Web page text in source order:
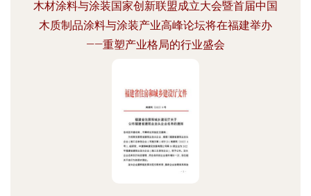
木材涂料与涂装国家创新联盟成立大会暨首届中国
木质制品涂料与涂装产业高峰论坛将在福建举办
——重塑产业格局的行业盛会